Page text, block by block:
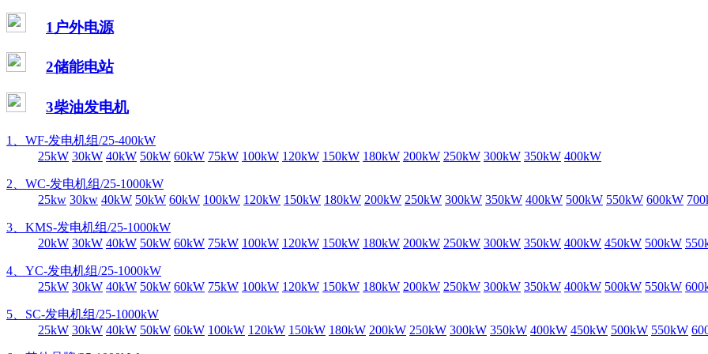
1户外电源
2储能电站
3柴油发电机
1、WF-发电机组/25-400kW
25kW 30kW 40kW 50kW 60kW 75kW 100kW 120kW 150kW 180kW 200kW 250kW 300kW 350kW 400kW
2、WC-发电机组/25-1000kW
25kw 30kw 40kW 50kW 60kW 100kW 120kW 150kW 180kW 200kW 250kW 300kW 350kW 400kW 500kW 550kW 600kW
3、KMS-发电机组/25-1000kW
20kW 30kW 40kW 50kW 60kW 75kW 100kW 120kW 150kW 180kW 200kW 250kW 300kW 350kW 400kW 450kW 500kW
4、YC-发电机组/25-1000kW
25kW 30kW 40kW 50kW 60kW 75kW 100kW 120kW 150kW 180kW 200kW 250kW 300kW 350kW 400kW 500kW 550kW
5、SC-发电机组/25-1000kW
25kW 30kW 40kW 50kW 60kW 100kW 120kW 150kW 180kW 200kW 250kW 300kW 350kW 400kW 450kW 500kW 550kW